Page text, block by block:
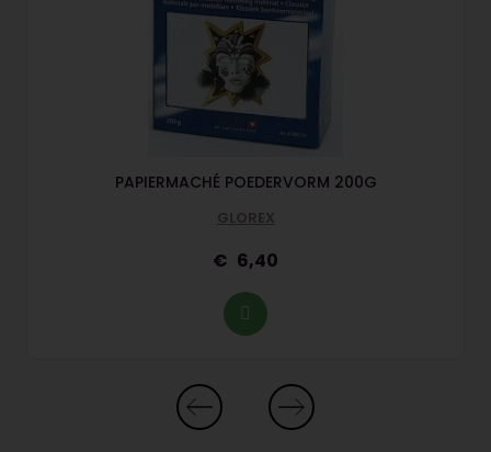
PAPIERMACHÉ POEDERVORM 200G
GLOREX
6,40